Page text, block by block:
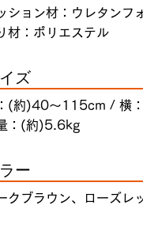
ション材：ウレタンフ
材：ポリエステル
ズ
(約)40〜115cm / 横
：(約)5.6kg
ー
クブラウン、ローズレ